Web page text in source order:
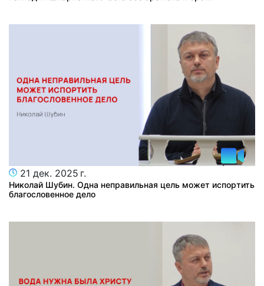
21 дек. 2025 г.
Николай Шубин. Одна неправильная цель может испортить
благословенное дело